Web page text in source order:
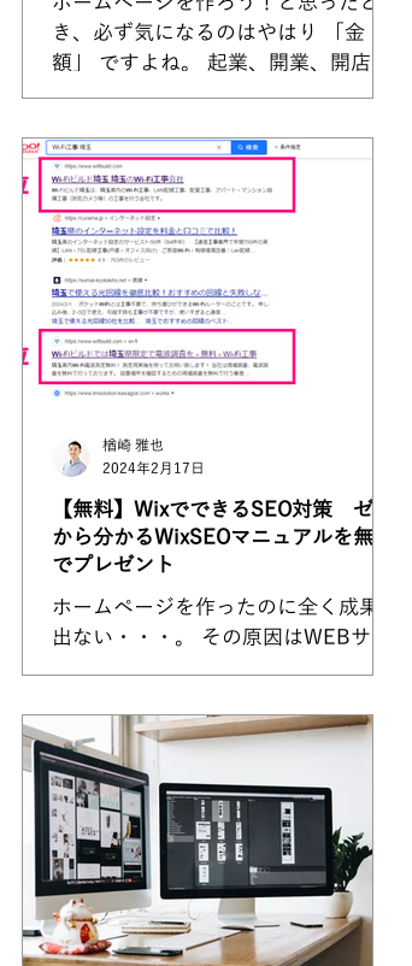
き、必ず気になるのはやはり 「金
額」 ですよね。 起業、開業、開店な
どのタイミングで、まずはホームペー
と思いますが、個人的にはできる限り
費用を抑えた最低限のホームページで
スタートしてもいいと思います。 ...
【無料】WixでできるSEO対策 ゼロ
から分かるWixSEOマニュアルを無料
でプレゼント
ホームページを作ったのに全く成果が
出ない・・・。 その原因はWEBサイ
何百万をかけてホームページを作って
もそれだけで成果が出るなら楽なので
すが、WEB集客で会社の売り上げを
増やすのは簡単ではありません。...
楢崎 雅也
2024年2月17日